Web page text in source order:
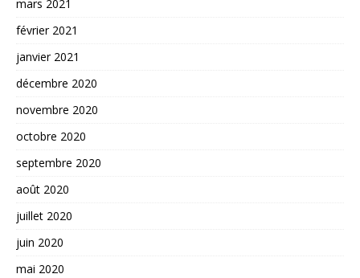
mars 2021
février 2021
janvier 2021
décembre 2020
novembre 2020
octobre 2020
septembre 2020
août 2020
juillet 2020
juin 2020
mai 2020